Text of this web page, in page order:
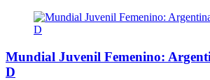
Mundial Juvenil Femenino:
D